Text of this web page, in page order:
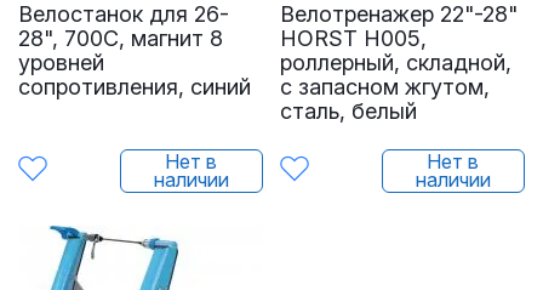
Велостанок для 26-
28", 700C, магнит 8
уровней
сопротивления, синий
Нет в
наличии
Велотренажер 22"-28"
HORST H005,
роллерный, складной,
с запасном жгутом,
сталь, белый
Нет в
наличии